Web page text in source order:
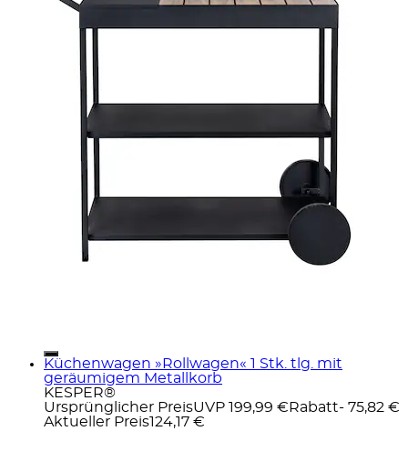
Küchenwagen »Rollwagen« 1 Stk. tlg. mit
geräumigem Metallkorb
KESPER®
Ursprünglicher PreisUVP 199,99 € Rabatt- 75,82 €
Aktueller Preis124,17 €